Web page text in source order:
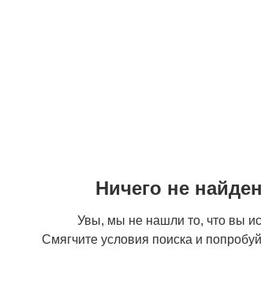
Ничего не
Увы, мы не нашли то, что вы
Смягчите условия поиска и